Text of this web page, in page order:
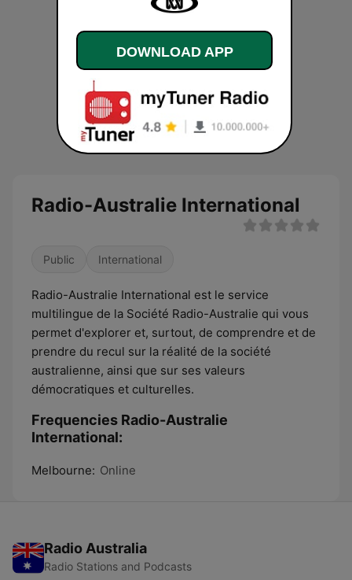
Radio-Australie International
Public International
Radio-Australie International est le service
multilingue de la Société Radio-Australie qui vous
permet d'explorer et, surtout, de comprendre et de
prendre du recul sur la réalité de la société
australienne, ainsi que sur ses valeurs
démocratiques et culturelles.​
Frequencies Radio-Australie
International:
Melbourne: Online
Radio Australia
Radio Stations and Podcasts
DOWNLOAD APP